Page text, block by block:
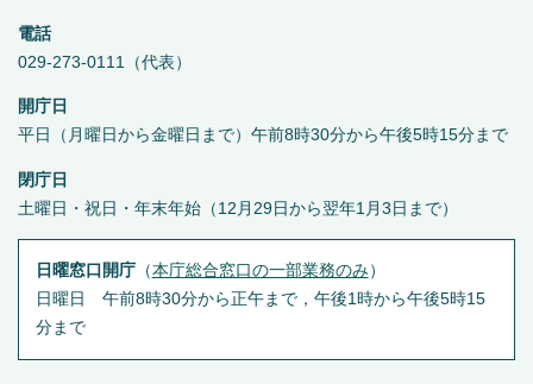
電話
029-273-0111（代表）
開庁日
平日（月曜日から金曜日まで）午前8時30分から午後5時15分まで
閉庁日
土曜日・祝日・年末年始（12月29日から翌年1月3日まで）
日曜窓口開庁（本庁総合窓口の一部業務のみ ）
日曜日 午前8時30分から正午まで，午後1時から午後5時15
分まで